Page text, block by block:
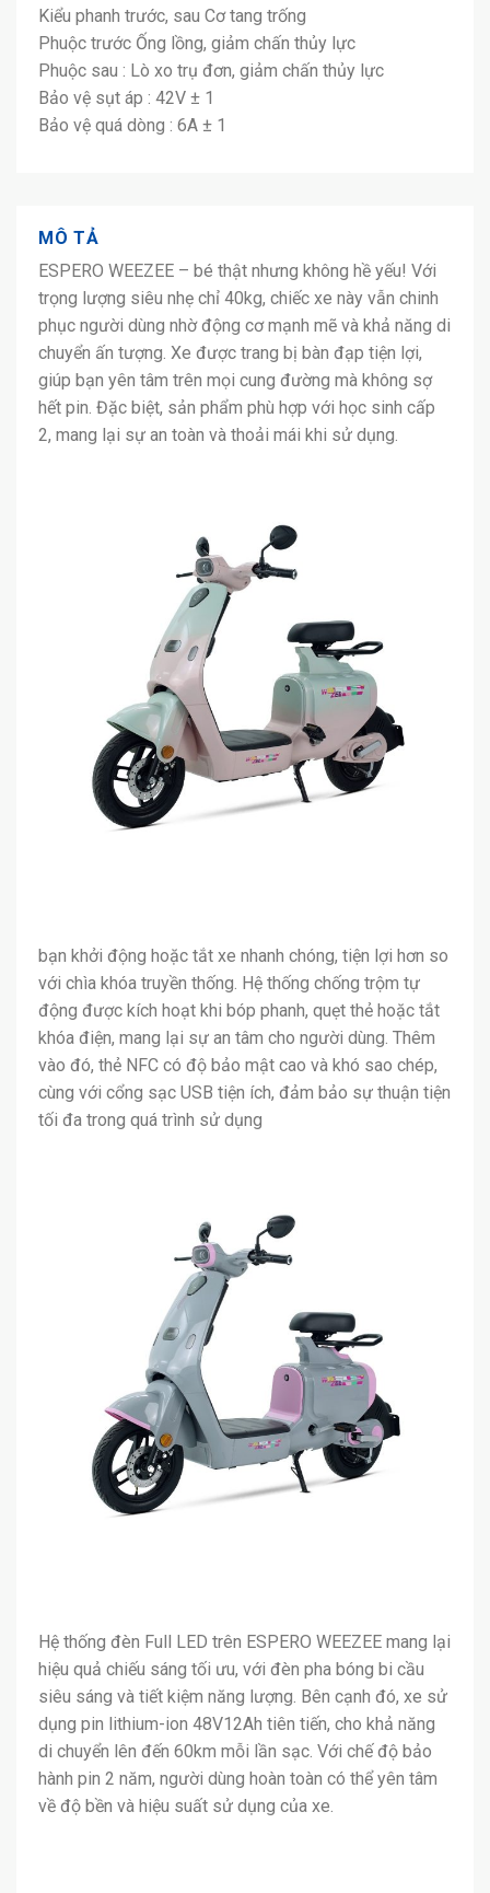
MÔ TẢ
ESPERO WEEZEE – bé thật nhưng không hề yếu! Với
trọng lượng siêu nhẹ chỉ 40kg, chiếc xe này vẫn chinh
phục người dùng nhờ động cơ mạnh mẽ và khả năng di
chuyển ấn tượng. Xe được trang bị bàn đạp tiện lợi,
giúp bạn yên tâm trên mọi cung đường mà không sợ
hết pin. Đặc biệt, sản phẩm phù hợp với học sinh cấp
2, mang lại sự an toàn và thoải mái khi sử dụng.
bạn khởi động hoặc tắt xe nhanh chóng, tiện lợi hơn so
với chìa khóa truyền thống. Hệ thống chống trộm tự
động được kích hoạt khi bóp phanh, quẹt thẻ hoặc tắt
khóa điện, mang lại sự an tâm cho người dùng. Thêm
vào đó, thẻ NFC có độ bảo mật cao và khó sao chép,
cùng với cổng sạc USB tiện ích, đảm bảo sự thuận tiện
tối đa trong quá trình sử dụng
Hệ thống đèn Full LED trên ESPERO WEEZEE mang lại
hiệu quả chiếu sáng tối ưu, với đèn pha bóng bi cầu
siêu sáng và tiết kiệm năng lượng. Bên cạnh đó, xe sử
dụng pin lithium-ion 48V12Ah tiên tiến, cho khả năng
di chuyển lên đến 60km mỗi lần sạc. Với chế độ bảo
hành pin 2 năm, người dùng hoàn toàn có thể yên tâm
về độ bền và hiệu suất sử dụng của xe.
Kiểu phanh trước, sau Cơ tang trống
Phuộc trước Ống lồng, giảm chấn thủy lực
Phuộc sau : Lò xo trụ đơn, giảm chấn thủy lực
Bảo vệ sụt áp : 42V ± 1
Bảo vệ quá dòng : 6A ± 1